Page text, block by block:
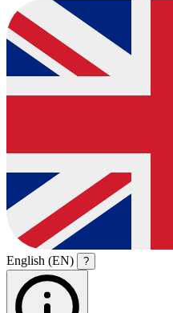
English (EN) ?